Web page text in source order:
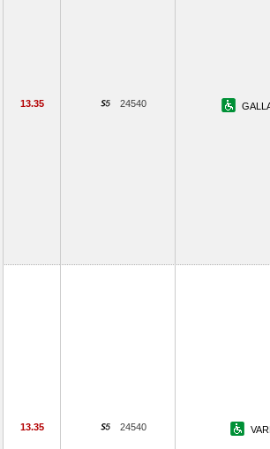
13.35 24540
13.35 24540